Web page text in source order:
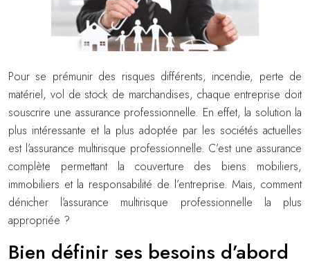
Pour se prémunir des risques différents, incendie, perte de
matériel, vol de stock de marchandises, chaque entreprise doit
souscrire une assurance professionnelle. En effet, la solution la
plus intéressante et la plus adoptée par les sociétés actuelles
est l’assurance multirisque professionnelle. C’est une assurance
complète permettant la couverture des biens mobiliers,
immobiliers et la responsabilité de l’entreprise. Mais, comment
dénicher l’assurance multirisque professionnelle la plus
appropriée ?
Bien définir ses besoins d’abord